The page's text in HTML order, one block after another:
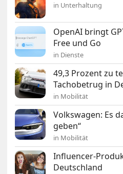
in Unterhaltung
OpenAI bringt
Free und Go
in Dienste
49,3 Prozent zu
Tachobetrug in
in Mobilität
Volkswagen: Es
geben“
in Mobilität
Influencer-
Deutschland